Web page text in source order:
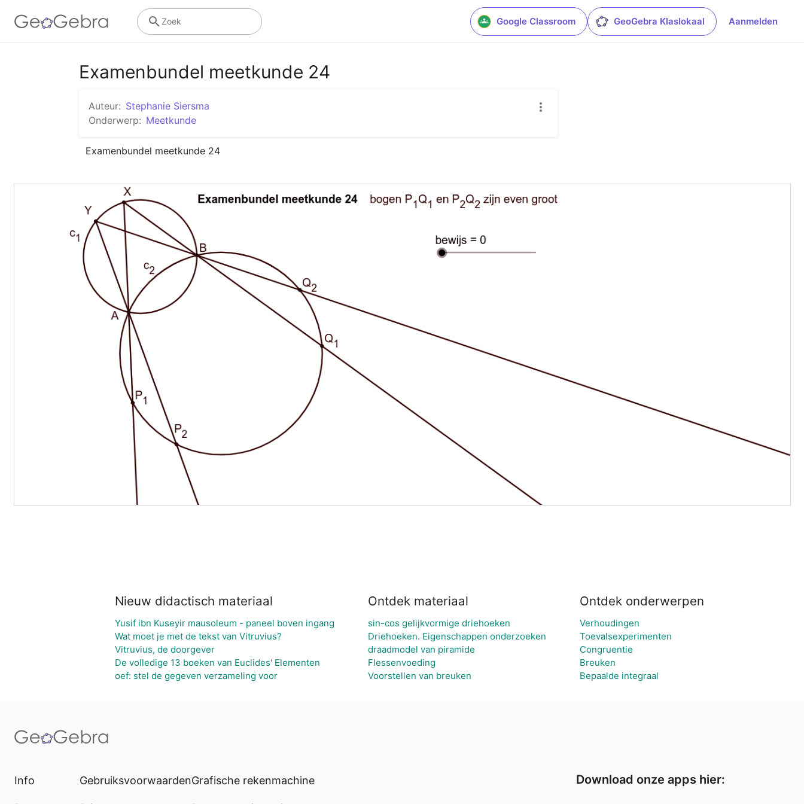
Google Classroom GeoGebra Klaslokaal Aanmelden
Zoek
Examenbundel meetkunde 24
Auteur: Stephanie Siersma
Onderwerp: Meetkunde
Examenbundel meetkunde 24
Nieuw didactisch materiaal
Yusif ibn Kuseyir mausoleum - paneel boven ingang
Wat moet je met de tekst van Vitruvius?
Vitruvius, de doorgever
De volledige 13 boeken van Euclides' Elementen
oef: stel de gegeven verzameling voor
Ontdek materiaal
sin-cos gelijkvormige driehoeken
Driehoeken. Eigenschappen onderzoeken
draadmodel van piramide
Flessenvoeding
Voorstellen van breuken
Ontdek onderwerpen
Verhoudingen
Toevalsexperimenten
Congruentie
Breuken
Bepaalde integraal
Info GebruiksvoorwaardenGrafische rekenmachine Download onze apps hier: